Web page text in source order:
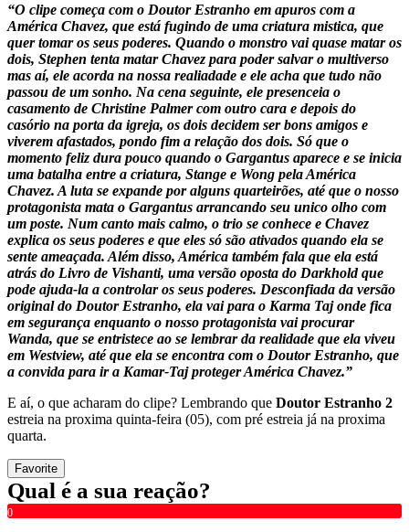
“O clipe começa com o Doutor Estranho em apuros com a
América Chavez, que está fugindo de uma criatura mistica, que
quer tomar os seus poderes. Quando o monstro vai quase matar os
dois, Stephen tenta matar Chavez para poder salvar o multiverso
mas aí, ele acorda na nossa realiadade e ele acha que tudo não
passou de um sonho. Na cena seguinte, ele presenceia o
casamento de Christine Palmer com outro cara e depois do
casório na porta da igreja, os dois decidem ser bons amigos e
viverem afastados, pondo fim a relação dos dois. Só que o
momento feliz dura pouco quando o Gargantus aparece e se inicia
uma batalha entre a criatura, Stange e Wong pela América
Chavez. A luta se expande por alguns quarteirões, até que o nosso
protagonista mata o Gargantus arrancando seu unico olho com
um poste. Num canto mais calmo, o trio se conhece e Chavez
explica os seus poderes e que eles só são ativados quando ela se
sente ameaçada. Além disso, América também fala que ela está
atrás do Livro de Vishanti, uma versão oposta do Darkhold que
pode ajuda-la a controlar os seus poderes. Desconfiada da versão
original do Doutor Estranho, ela vai para o Karma Taj onde fica
em segurança enquanto o nosso protagonista vai procurar
Wanda, que se entristece ao se lembrar da realidade que ela viveu
em Westview, até que ela se encontra com o Doutor Estranho, que
a convida para ir a Kamar-Taj proteger América Chavez.”
E aí, o que acharam do clipe? Lembrando que Doutor Estranho 2
estreia na proxima quinta-feira (05), com pré estreia já na proxima
quarta.
Favorite
Qual é a sua reação?
0